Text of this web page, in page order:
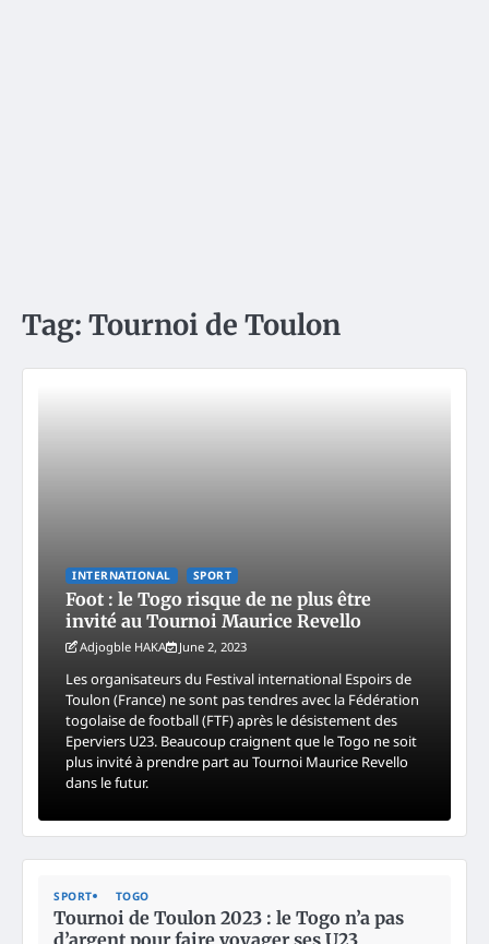
Tag: Tournoi de Toulon
INTERNATIONAL SPORT
Foot : le Togo risque de ne plus être
invité au Tournoi Maurice Revello
Adjogble HAKA June 2, 2023
Les organisateurs du Festival international Espoirs de
Toulon (France) ne sont pas tendres avec la Fédération
togolaise de football (FTF) après le désistement des
Eperviers U23. Beaucoup craignent que le Togo ne soit
plus invité à prendre part au Tournoi Maurice Revello
dans le futur.
SPORT TOGO
Tournoi de Toulon 2023 : le Togo n’a pas
d’argent pour faire voyager ses U23